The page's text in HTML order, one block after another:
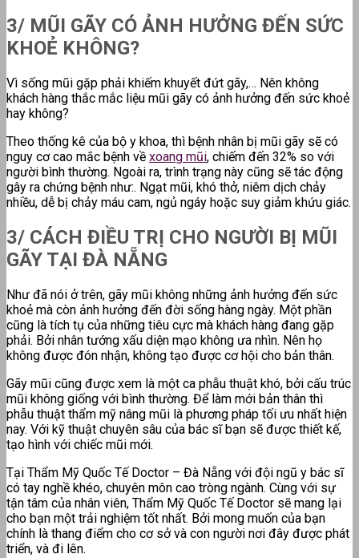
3/ MŨI GÃY CÓ ẢNH HƯỞNG ĐẾN SỨC
KHOẺ KHÔNG?
Vì sống mũi gặp phải khiếm khuyết đứt gãy,… Nên không
khách hàng thắc mắc liệu mũi gãy có ảnh hưởng đến sức khoẻ
hay không?
Theo thống kê của bộ y khoa, thì bệnh nhân bị mũi gãy sẽ có
nguy cơ cao mắc bệnh về xoang mũi, chiếm đến 32% so với
người bình thường. Ngoài ra, trình trạng này cũng sẽ tác động
gây ra chứng bệnh như:. Ngạt mũi, khó thở, niêm dịch chảy
nhiều, dễ bị chảy máu cam, ngủ ngáy hoặc suy giảm khứu giác.
3/ CÁCH ĐIỀU TRỊ CHO NGƯỜI BỊ MŨI
GÃY TẠI ĐÀ NẴNG
Như đã nói ở trên, gãy mũi không những ảnh hưởng đến sức
khoẻ mà còn ảnh hưởng đến đời sống hàng ngày. Một phần
cũng là tích tụ của những tiêu cực mà khách hàng đang gặp
phải. Bởi nhân tướng xấu diện mạo không ưa nhìn. Nên họ
không được đón nhận, không tạo được cơ hội cho bản thân.
Gãy mũi cũng được xem là một ca phẫu thuật khó, bởi cấu trúc
mũi không giống với bình thường. Để làm mới bản thân thì
phẫu thuật thẩm mỹ nâng mũi là phương pháp tối ưu nhất hiện
nay. Với kỹ thuật chuyên sâu của bác sĩ bạn sẽ được thiết kế,
tạo hình với chiếc mũi mới.
Tại Thẩm Mỹ Quốc Tế Doctor – Đà Nẵng với đội ngũ y bác sĩ
có tay nghề khéo, chuyên môn cao tròng ngành. Cùng với sự
tận tâm của nhân viên, Thẩm Mỹ Quốc Tế Doctor sẽ mang lại
cho bạn một trải nghiệm tốt nhất. Bởi mong muốn của bạn
chính là thang điểm cho cơ sở và con người nơi đây được phát
triển, và đi lên.